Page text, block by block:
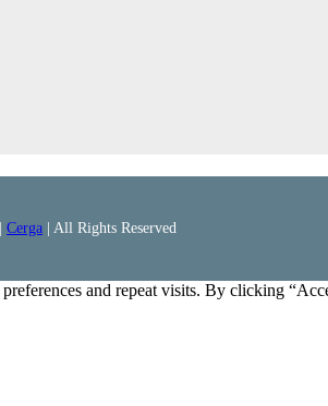
Cerga | All Rights Reserved
and repeat visits. By clicking